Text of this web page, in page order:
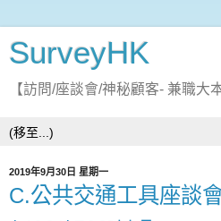
SurveyHK
【訪問/座談會/神秘顧客- 兼職大
2019年9月30日 星期一
C.公共交通工具座談